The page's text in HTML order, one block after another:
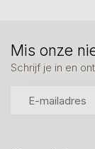
Mis onze
Schrijf je in en